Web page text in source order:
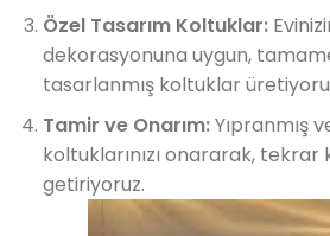
Özel Tasarım Koltuklar:
dekorasyonuna uygun,
tasarlanmış koltuklar
Tamir ve Onarım:Yıpranmış
koltuklarınızı onararak, tekrar
getiriyoruz.